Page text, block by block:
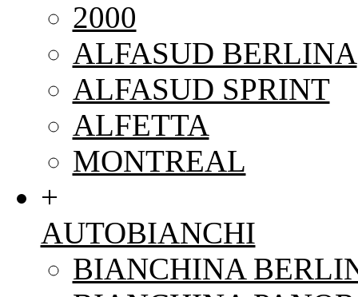
2000
ALFASUD BERLINA
ALFASUD SPRINT
ALFETTA
MONTREAL
+
AUTOBIANCHI
BIANCHINA